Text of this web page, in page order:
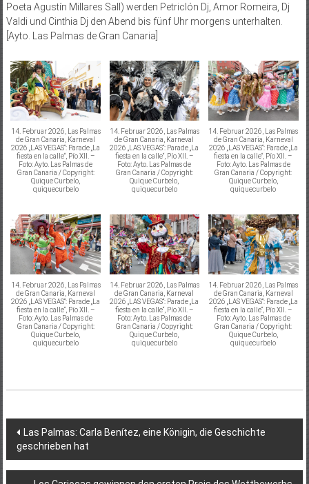
Poeta Agustín Millares Sall) werden Petriclón Dj, Amor Romeira, Dj
Valdi und Cinthia Dj den Abend bis fünf Uhr morgens unterhalten.
[Ayto. Las Palmas de Gran Canaria]
14. Februar 2026, Las Palmas
de Gran Canaria, Karneval
2026 „LAS VEGAS“: Parade „La
fiesta en la calle“, Pío XII. –
Foto: Ayto. Las Palmas de
Gran Canaria / Copyright:
Quique Curbelo,
quiquecurbelo
14. Februar 2026, Las Palmas
de Gran Canaria, Karneval
2026 „LAS VEGAS“: Parade „La
fiesta en la calle“, Pío XII. –
Foto: Ayto. Las Palmas de
Gran Canaria / Copyright:
Quique Curbelo,
quiquecurbelo
14. Februar 2026, Las Palmas
de Gran Canaria, Karneval
2026 „LAS VEGAS“: Parade „La
fiesta en la calle“, Pío XII. –
Foto: Ayto. Las Palmas de
Gran Canaria / Copyright:
Quique Curbelo,
quiquecurbelo
14. Februar 2026, Las Palmas
de Gran Canaria, Karneval
2026 „LAS VEGAS“: Parade „La
fiesta en la calle“, Pío XII. –
Foto: Ayto. Las Palmas de
Gran Canaria / Copyright:
Quique Curbelo,
quiquecurbelo
14. Februar 2026, Las Palmas
de Gran Canaria, Karneval
2026 „LAS VEGAS“: Parade „La
fiesta en la calle“, Pío XII. –
Foto: Ayto. Las Palmas de
Gran Canaria / Copyright:
Quique Curbelo,
quiquecurbelo
14. Februar 2026, Las Palmas
de Gran Canaria, Karneval
2026 „LAS VEGAS“: Parade „La
fiesta en la calle“, Pío XII. –
Foto: Ayto. Las Palmas de
Gran Canaria / Copyright:
Quique Curbelo,
quiquecurbelo
Beitragsnavigation
Las Palmas: Carla Benítez, eine Königin, die Geschichte
geschrieben hat